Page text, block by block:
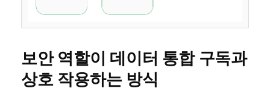
보안 역할이 데이터 통합구독과
상호 작용하는 방식